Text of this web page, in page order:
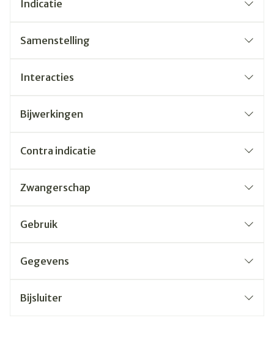
Indicatie
Samenstelling
Interacties
Bijwerkingen
Contra indicatie
Zwangerschap
Gebruik
Gegevens
Bijsluiter